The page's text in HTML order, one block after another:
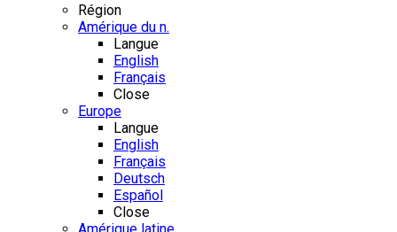
Région
Amérique du n.
Langue
English
Français
Close
Europe
Langue
English
Français
Deutsch
Español
Close